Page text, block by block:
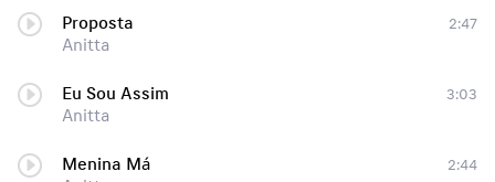
Proposta
Anitta
2:47
Eu Sou Assim
Anitta
3:03
Menina Má
2:44